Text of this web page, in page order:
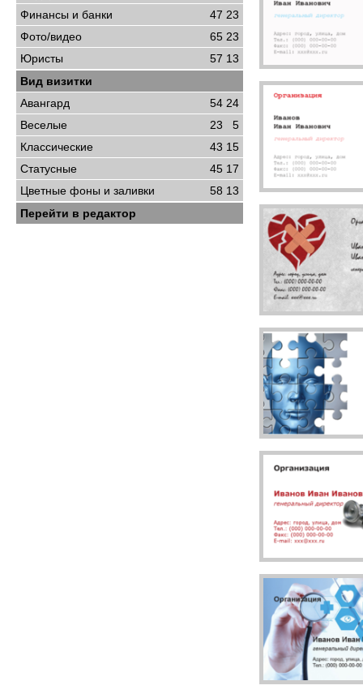
Финансы и банки
47 23
Фото/видео
65 23
Юристы
57 13
Вид визитки
Авангард
54 24
Веселые
23
5
Классические
43 15
Статусные
45 17
Цветные фоны и заливки
58 13
Перейти в редактор